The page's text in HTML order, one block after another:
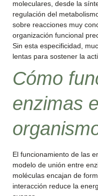
moleculares, desde la
regulación del
sobre reacciones muy
organización funcional
Sin esta especificidad,
lentas para sostener la
Cómo
enzimas
El funcionamiento de las
modelo de unión entre
moléculas encajan de
interacción reduce la